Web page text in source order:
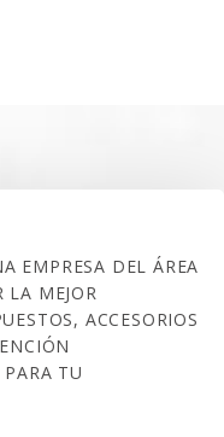
EMPRESA DEL ÁREA
LA MEJOR
ACCESORIOS
TU